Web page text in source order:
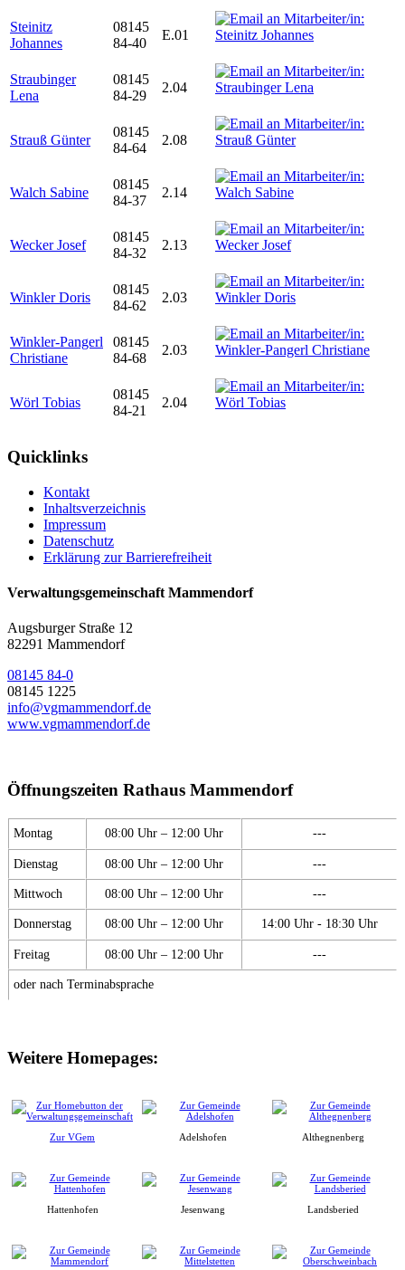
Steinitz
Johannes
08145
84-40
E.01
Straubinger
Lena
08145
84-29
2.04
Strauß Günter
08145
84-64
2.08
Walch Sabine
08145
84-37
2.14
Wecker Josef
08145
84-32
2.13
Winkler Doris
08145
84-62
2.03
Winkler-Pangerl
Christiane
08145
84-68
2.03
Wörl Tobias
08145
84-21
2.04
Quicklinks
Kontakt
Inhaltsverzeichnis
Impressum
Datenschutz
Erklärung zur Barrierefreiheit
Verwaltungsgemeinschaft Mammendorf
Augsburger Straße 12
82291 Mammendorf
08145 84-0
08145 1225
info@vgmammendorf.de
www.vgmammendorf.de
Öffnungszeiten Rathaus Mammendorf
Montag 08:00 Uhr – 12:00 Uhr ---
Dienstag 08:00 Uhr – 12:00 Uhr ---
Mittwoch 08:00 Uhr – 12:00 Uhr ---
Donnerstag 08:00 Uhr – 12:00 Uhr 14:00 Uhr - 18:30 Uhr
Freitag 08:00 Uhr – 12:00 Uhr ---
oder nach Terminabsprache
Weitere Homepages:
Zur VGem Adelshofen Althegnenberg
Hattenhofen Jesenwang Landsberied